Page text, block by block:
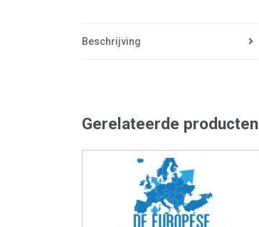
Beschrijving
Gerelateerde producten